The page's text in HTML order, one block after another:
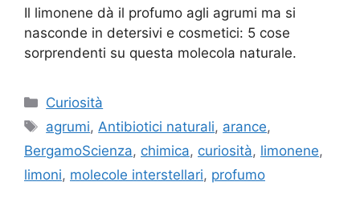
Il limonene dà il profumo agli agrumi ma si
nasconde in detersivi e cosmetici: 5 cose
sorprendenti su questa molecola naturale.
Categorie
Curiosità
Tag
agrumi,Antibiotici naturali, arance,
BergamoScienza, chimica, curiosità, limonene,
limoni, molecole interstellari, profumo